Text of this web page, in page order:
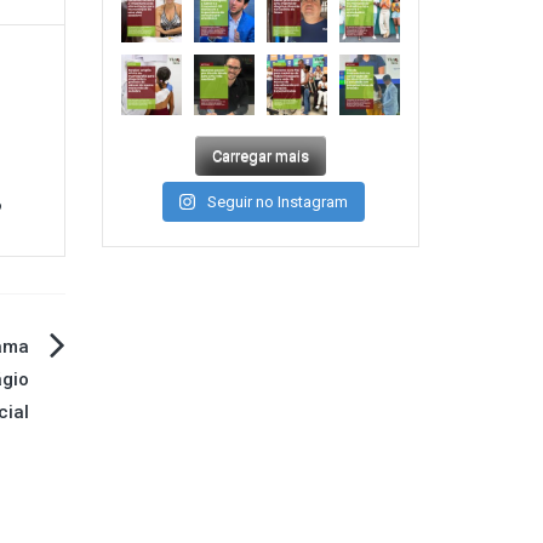
Carregar mais
Seguir no Instagram